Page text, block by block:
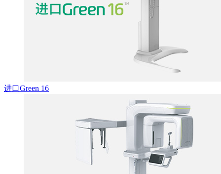
进口Green 16